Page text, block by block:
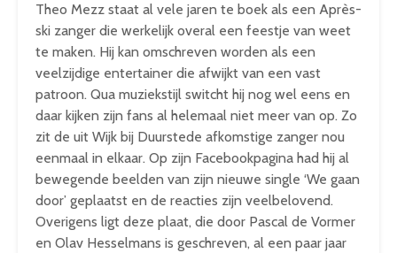
Theo Mezz staat al vele jaren te boek als een Après-
ski zanger die werkelijk overal een feestje van weet
te maken. Hij kan omschreven worden als een
veelzijdige entertainer die afwijkt van een vast
patroon. Qua muziekstijl switcht hij nog wel eens en
daar kijken zijn fans al helemaal niet meer van op. Zo
zit de uit Wijk bij Duurstede afkomstige zanger nou
eenmaal in elkaar. Op zijn Facebookpagina had hij al
bewegende beelden van zijn nieuwe single ‘We gaan
door’ geplaatst en de reacties zijn veelbelovend.
Overigens ligt deze plaat, die door Pascal de Vormer
en Olav Hesselmans is geschreven, al een paar jaar